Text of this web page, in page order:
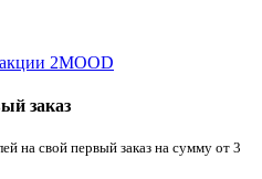
заказ
на свой первый заказ на сумму от 3